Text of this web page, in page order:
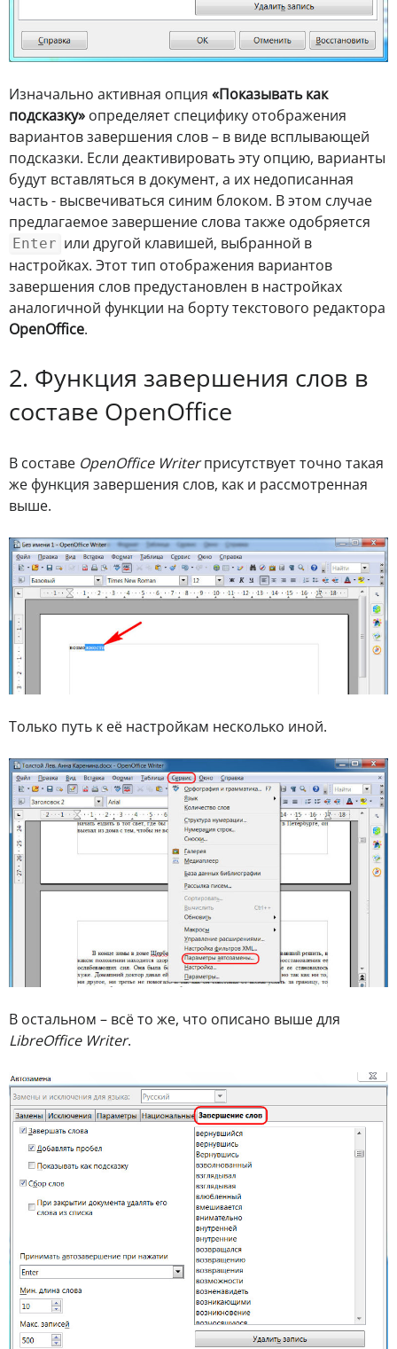
Изначально активная опция «Показывать как
подсказку» определяет специфику отображения
вариантов завершения слов – в виде всплывающей
подсказки. Если деактивировать эту опцию, варианты
будут вставляться в документ, а их недописанная
часть - высвечиваться синим блоком. В этом случае
предлагаемое завершение слова также одобряется
Enter или другой клавишей, выбранной в
настройках. Этот тип отображения вариантов
завершения слов предустановлен в настройках
аналогичной функции на борту текстового редактора
OpenOffice.
2. Функция завершения слов в
составе OpenOffice
В составе OpenOffice Writerприсутствует точно такая
же функция завершения слов, как и рассмотренная
выше.
Только путь к её настройкам несколько иной.
В остальном – всё то же, что описано выше для
LibreOffice Writer.